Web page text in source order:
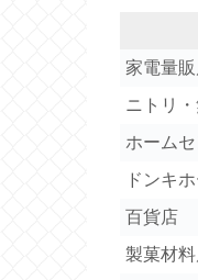
家電量
ニトリ
ホーム
ドンキ
百貨店
製菓材料